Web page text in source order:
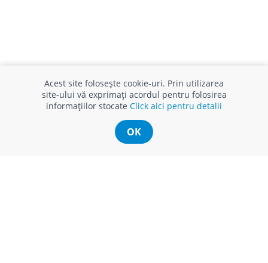
INFO CONSUMATOR
Prelucrarea datelor cu caracter
SUPORT CLIENȚI
Relații clienți
Finanțare in rate
Părerea ta contează!
Schimb și retur produse
Acest site folosește cookie-uri. Prin utilizarea
site-ului vă exprimați acordul pentru folosirea
informațiilor stocate Click aici pentru detalii
OK